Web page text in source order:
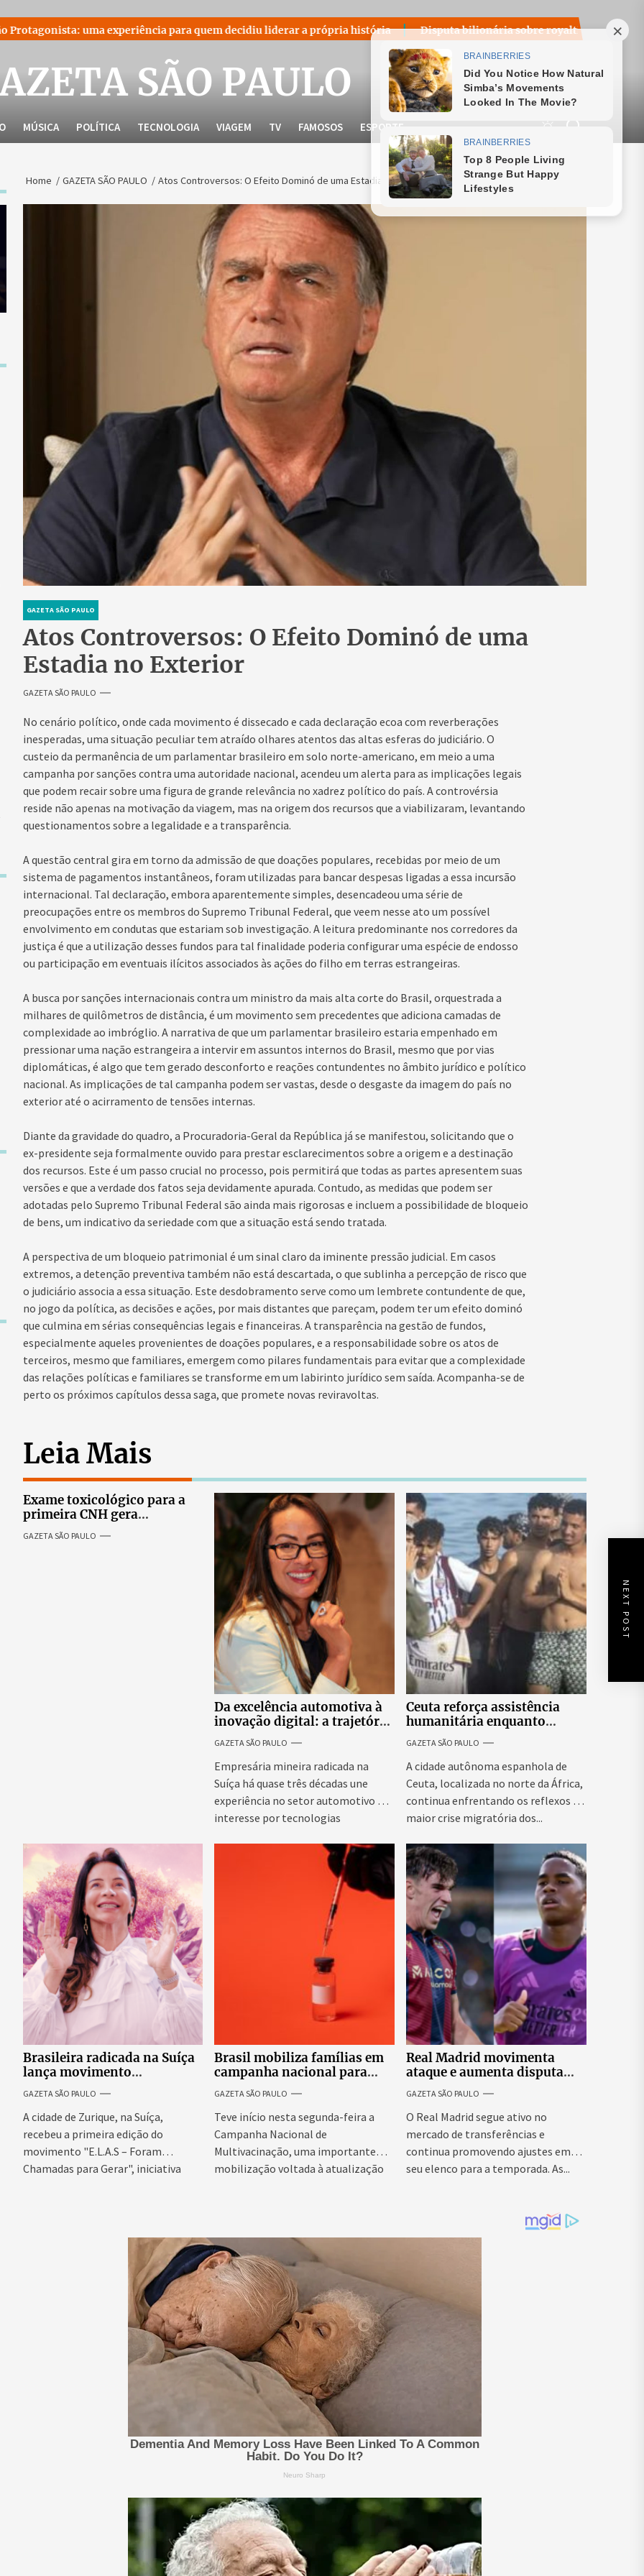
experiência para quem decidiu liderar a própria história Disputa bilionária sobre royalties do petróleo volta ao
SÃO PAULO
MÚSICA POLÍTICA TECNOLOGIA VIAGEM TV FAMOSOS ESPORTE
Home GAZETA SÃO PAULO Atos Controversos: O Efeito Dominó de uma Estadia no Exterior
GAZETA SÃO PAULO
Atos Controversos: O Efeito Dominó de uma
Estadia no Exterior
GAZETA SÃO PAULO
No cenário político, onde cada movimento é dissecado e cada declaração ecoa com reverberações
inesperadas, uma situação peculiar tem atraído olhares atentos das altas esferas do judiciário. O
custeio da permanência de um parlamentar brasileiro em solo norte-americano, em meio a uma
campanha por sanções contra uma autoridade nacional, acendeu um alerta para as implicações legais
que podem recair sobre uma figura de grande relevância no xadrez político do país. A controvérsia
reside não apenas na motivação da viagem, mas na origem dos recursos que a viabilizaram, levantando
questionamentos sobre a legalidade e a transparência.
A questão central gira em torno da admissão de que doações populares, recebidas por meio de um
sistema de pagamentos instantâneos, foram utilizadas para bancar despesas ligadas a essa incursão
internacional. Tal declaração, embora aparentemente simples, desencadeou uma série de
preocupações entre os membros do Supremo Tribunal Federal, que veem nesse ato um possível
envolvimento em condutas que estariam sob investigação. A leitura predominante nos corredores da
justiça é que a utilização desses fundos para tal finalidade poderia configurar uma espécie de endosso
ou participação em eventuais ilícitos associados às ações do filho em terras estrangeiras.
A busca por sanções internacionais contra um ministro da mais alta corte do Brasil, orquestrada a
milhares de quilômetros de distância, é um movimento sem precedentes que adiciona camadas de
complexidade ao imbróglio. A narrativa de que um parlamentar brasileiro estaria empenhado em
pressionar uma nação estrangeira a intervir em assuntos internos do Brasil, mesmo que por vias
diplomáticas, é algo que tem gerado desconforto e reações contundentes no âmbito jurídico e político
nacional. As implicações de tal campanha podem ser vastas, desde o desgaste da imagem do país no
exterior até o acirramento de tensões internas.
Diante da gravidade do quadro, a Procuradoria-Geral da República já se manifestou, solicitando que o
ex-presidente seja formalmente ouvido para prestar esclarecimentos sobre a origem e a destinação
dos recursos. Este é um passo crucial no processo, pois permitirá que todas as partes apresentem suas
versões e que a verdade dos fatos seja devidamente apurada. Contudo, as medidas que podem ser
adotadas pelo Supremo Tribunal Federal são ainda mais rigorosas e incluem a possibilidade de bloqueio
de bens, um indicativo da seriedade com que a situação está sendo tratada.
A perspectiva de um bloqueio patrimonial é um sinal claro da iminente pressão judicial. Em casos
extremos, a detenção preventiva também não está descartada, o que sublinha a percepção de risco que
o judiciário associa a essa situação. Este desdobramento serve como um lembrete contundente de que,
no jogo da política, as decisões e ações, por mais distantes que pareçam, podem ter um efeito dominó
que culmina em sérias consequências legais e financeiras. A transparência na gestão de fundos,
especialmente aqueles provenientes de doações populares, e a responsabilidade sobre os atos de
terceiros, mesmo que familiares, emergem como pilares fundamentais para evitar que a complexidade
das relações políticas e familiares se transforme em um labirinto jurídico sem saída. Acompanha-se de
perto os próximos capítulos dessa saga, que promete novas reviravoltas.
NEXT POST
Leia Mais
Exame toxicológico para a
primeira CNH gera
denúncias de cortes
excessivos de cabelo e
GAZETA SÃO PAULO
Da excelência automotiva à
inovação digital: a trajetória
internacional da empresária
Adriene Silva
GAZETA SÃO PAULO
Empresária mineira radicada na
Suíça há quase três décadas une
experiência no setor automotivo e
interesse por tecnologias
Ceuta reforça assistência
humanitária enquanto
Espanha busca evitar nova
onda migratória
GAZETA SÃO PAULO
A cidade autônoma espanhola de
Ceuta, localizada no norte da África,
continua enfrentando os reflexos da
maior crise migratória dos...
Brasileira radicada na Suíça
lança movimento
internacional voltado ao
fortalecimento da identidade
feminina
GAZETA SÃO PAULO
A cidade de Zurique, na Suíça,
recebeu a primeira edição do
movimento "E.L.A.S – Foram
Chamadas para Gerar", iniciativa
Brasil mobiliza famílias em
campanha nacional para
atualizar vacinação de
crianças e adolescentes
GAZETA SÃO PAULO
Teve início nesta segunda-feira a
Campanha Nacional de
Multivacinação, uma importante
mobilização voltada à atualização
Real Madrid movimenta
ataque e aumenta disputa
por espaço para Endrick
GAZETA SÃO PAULO
O Real Madrid segue ativo no
mercado de transferências e
continua promovendo ajustes em
seu elenco para a temporada. As...